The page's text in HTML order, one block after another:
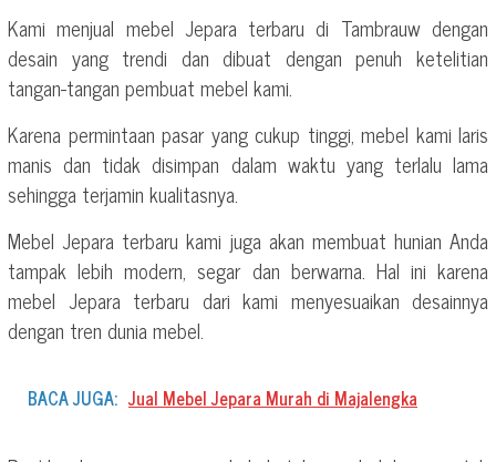
Kami menjual mebel Jepara terbaru di Tambrauw dengan
desain yang trendi dan dibuat dengan penuh ketelitian
tangan-tangan pembuat mebel kami.
Karena permintaan pasar yang cukup tinggi, mebel kami laris
manis dan tidak disimpan dalam waktu yang terlalu lama
sehingga terjamin kualitasnya.
Mebel Jepara terbaru kami juga akan membuat hunian Anda
tampak lebih modern, segar dan berwarna. Hal ini karena
mebel Jepara terbaru dari kami menyesuaikan desainnya
dengan tren dunia mebel.
BACA JUGA: Jual Mebel Jepara Murah di Majalengka